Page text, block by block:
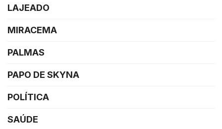
LAJEADO
MIRACEMA
PALMAS
PAPO DE SKYNA
POLÍTICA
SAÚDE